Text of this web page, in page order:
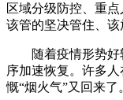
区域分级防控、重
该管的坚决管住、该
随着疫情形势好
序加速恢复。许多
慨“烟火气”又回来了